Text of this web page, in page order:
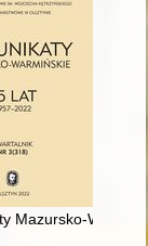
Rzeczypospolitej
Mazursko-